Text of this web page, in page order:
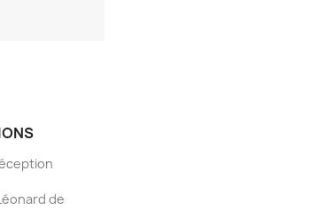
de